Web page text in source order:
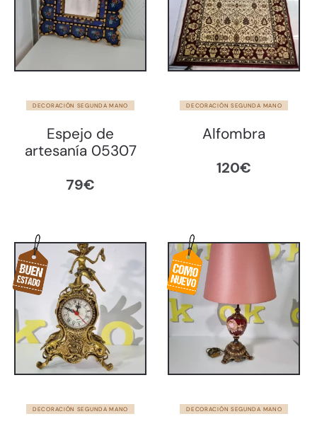
DECORACIÓN SEGUNDA MANO
Espejo de
artesanía 05307
79€
DECORACIÓN SEGUNDA MANO
Alfombra
120€
DECORACIÓN SEGUNDA MANO DECORACIÓN SEGUNDA MANO